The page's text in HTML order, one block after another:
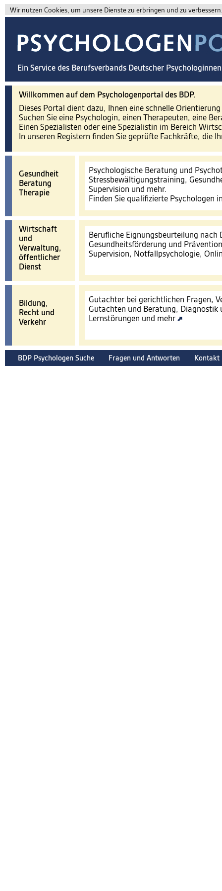
Wir nutzen Cookies, um unsere Dienste zu erbringen und zu
Ein Service des Berufsverbands Deutscher
Willkommen auf dem Psychologenportal des BDP.
Dieses Portal dient dazu, Ihnen eine schnelle
Suchen Sie eine Psychologin, einen Therapeuten, eine
Einen Spezialisten oder eine Spezialistin im Bereich
In unseren Registern finden Sie geprüfte Fachkräfte, die
Gesundheit
Beratung
Therapie
Psychologische Beratung und
Stressbewältigungstraining,
Supervision und mehr.
Finden Sie qualifizierte Psychologen
Wirtschaft
und
Verwaltung,
öffentlicher
Dienst
Berufliche Eignungsbeurteilung nach
Gesundheitsförderung und
Supervision, Notfallpsychologie,
Bildung,
Recht und
Verkehr
Gutachter bei gerichtlichen Fragen,
Gutachten und Beratung, Diagnostik
Lernstörungen und mehr
BDP Psychologen Suche Fragen und Antworten Kontakt